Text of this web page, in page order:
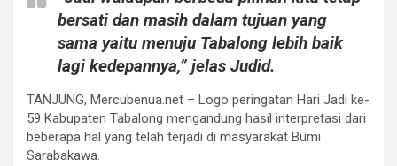
bersati dan masih dalam tujuan yang
sama yaitu menuju Tabalong lebih baik
lagi kedepannya,” jelas Judid.
TANJUNG, Mercubenua.net – Logo peringatan Hari Jadi ke-
59 Kabupaten Tabalong mengandung hasil interpretasi dari
beberapa hal yang telah terjadi di masyarakat Bumi
Sarabakawa.